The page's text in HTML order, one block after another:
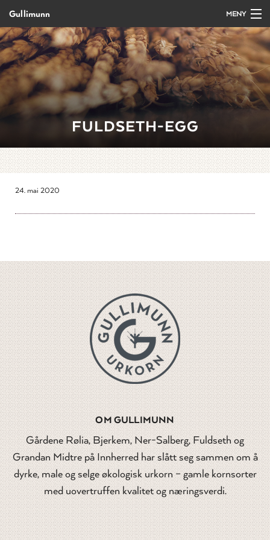
Gullimunn MENY
Forside
Produkter
Salg/bestilling
Oppskrifter
Gå
til
innholdet
Forstørre
skrift
FULDSETH-EGG
24. mai 2020
OM GULLIMUNN
Gårdene Rølia, Bjerkem, Ner-Salberg, Fuldseth og
Grandan Midtre på Innherred har slått seg sammen om å
dyrke, male og selge økologisk urkorn – gamle kornsorter
med uovertruffen kvalitet og næringsverdi.